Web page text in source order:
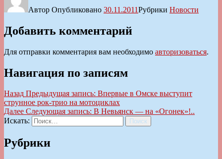
Автор Опубликовано 30.11.2011Рубрики Новости
Добавить комментарий
Для отправки комментария вам необходимо авторизоваться.
Навигация по записям
Назад Предыдущая запись: Впервые в Омске выступит
струнное рок-трио на мотоциклах
Далее Следующая запись: В Невьянск — на «Огонек»!..
Искать:
Поиск
Рубрики